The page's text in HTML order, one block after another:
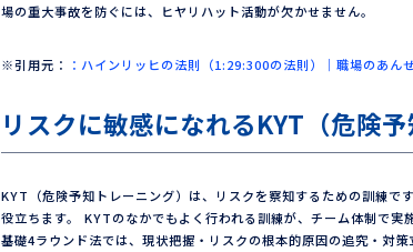
場の重大事故を防ぐには、ヒヤリハット活動が欠かせません。
※引用元： ：ハインリッヒの法則（1:29:300の法則）｜職場のあん
リスクに敏感になれるKYT（危険予
KYT（危険予知トレーニング）は、リスクを察知するための訓練で
役立ちます。 KYTのなかでもよく行われる訓練が、チーム体制で
基礎4ラウンド法では、現状把握・リスクの根本的原因の追究・対